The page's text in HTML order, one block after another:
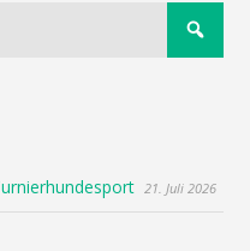
21. Juli 2026